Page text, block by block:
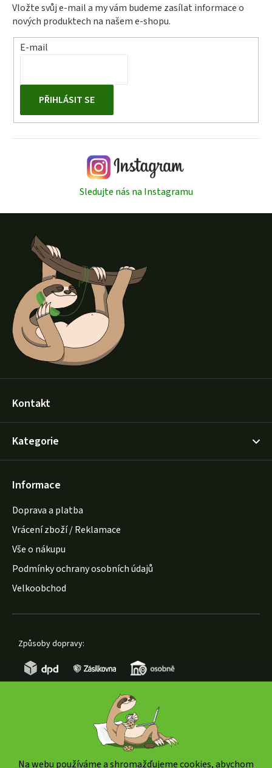
Na webu používáme a shromažďujeme cookies, abychom
Vložte svůj e-mail a my vám budeme zasílat informace o
nových produktech na našem e-shopu.
E-mail
PŘIHLÁSIT SE
Sledujte nás na Instagramu
Kontakt
Kategorie
Informace
Doprava a platba
Vrácení zboží / Reklamace
Vše o nákupu
Podmínky ochrany osobních údajů
Velkoobchod
Způsoby dopravy: